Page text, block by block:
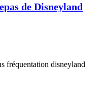
de Disneyland